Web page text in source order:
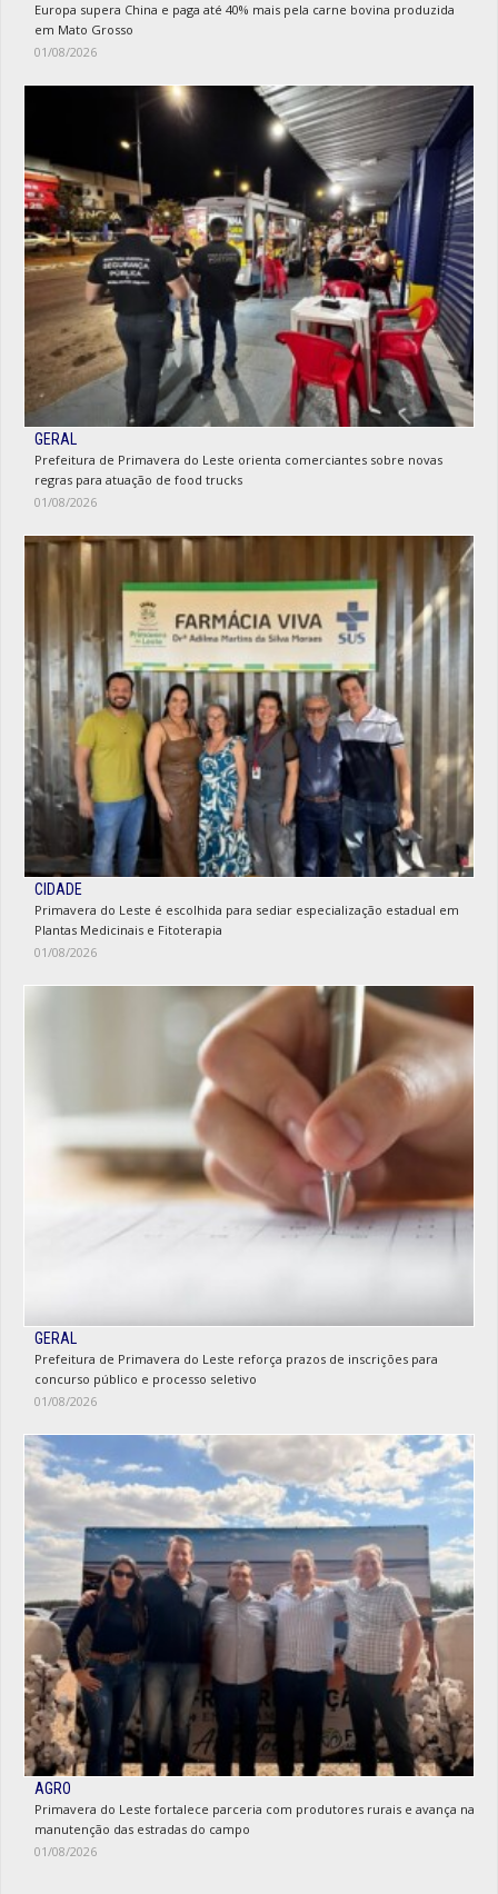
Europa supera China e paga até 40% mais pela carne bovina produzida
em Mato Grosso
01/08/2026
GERAL
Prefeitura de Primavera do Leste orienta comerciantes sobre novas
regras para atuação de food trucks
01/08/2026
CIDADE
Primavera do Leste é escolhida para sediar especialização estadual em
Plantas Medicinais e Fitoterapia
01/08/2026
GERAL
Prefeitura de Primavera do Leste reforça prazos de inscrições para
concurso público e processo seletivo
01/08/2026
AGRO
Primavera do Leste fortalece parceria com produtores rurais e avança na
manutenção das estradas do campo
01/08/2026